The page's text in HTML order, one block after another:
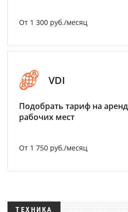
От 1 300 руб./месяц
VDI
Подобрать тариф на
рабочих мест
От 1 750 руб./месяц
ТЕХНИКА